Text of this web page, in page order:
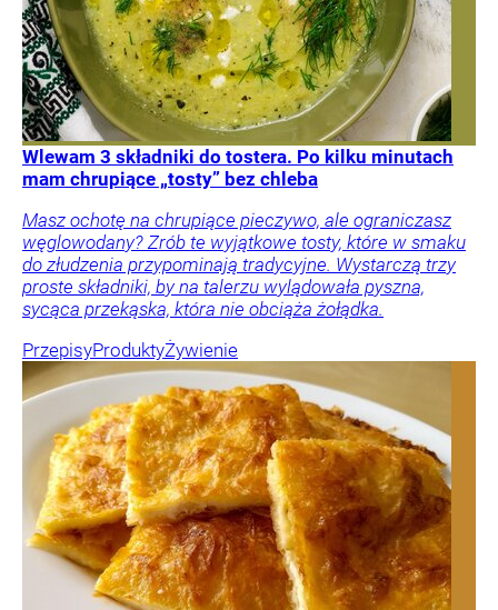
Wlewam 3 składniki do tostera. Po kilku minutach
mam chrupiące „tosty” bez chleba
Masz ochotę na chrupiące pieczywo, ale ograniczasz
węglowodany? Zrób te wyjątkowe tosty, które w smaku
do złudzenia przypominają tradycyjne. Wystarczą trzy
proste składniki, by na talerzu wylądowała pyszna,
sycąca przekąska, która nie obciąża żołądka.
PrzepisyProduktyŻywienie